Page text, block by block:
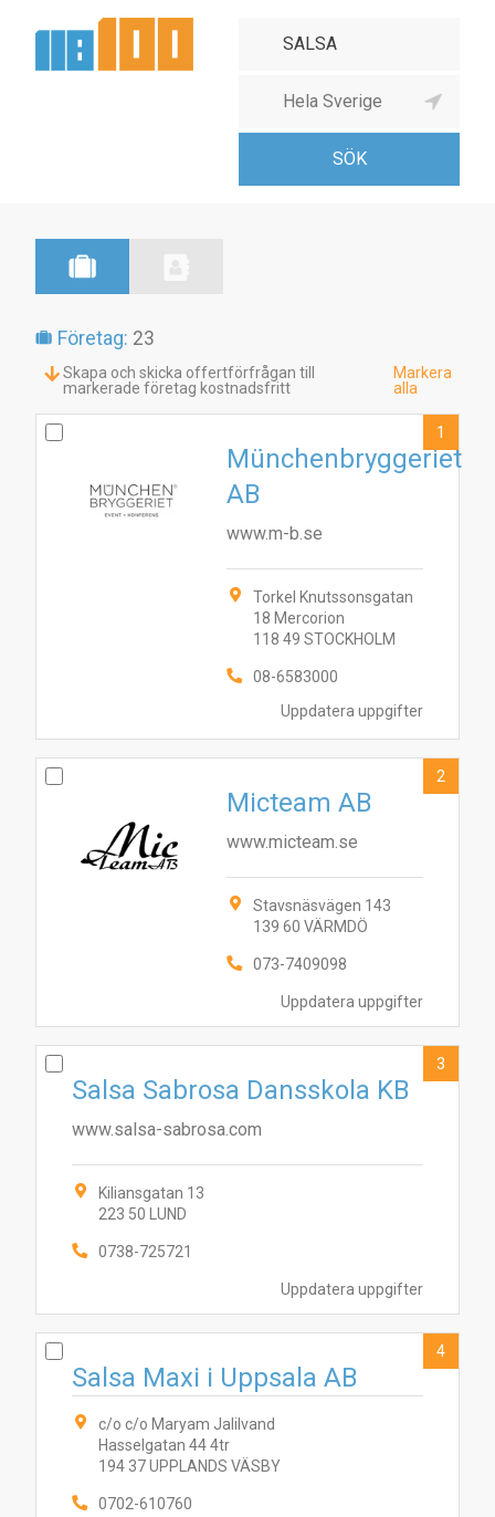
Företag: 23
Skapa och skicka offertförfrågan till
markerade företag kostnadsfritt
Markera
alla
Uppdatera uppgifter
Münchenbryggeriet
AB
www.m-b.se
Torkel Knutssonsgatan
18 Mercorion
118 49 STOCKHOLM
08-6583000
1
Uppdatera uppgifter
Micteam AB
www.micteam.se
Stavsnäsvägen 143
139 60 VÄRMDÖ
073-7409098
2
Uppdatera uppgifter
Salsa Sabrosa Dansskola KB
www.salsa-sabrosa.com
Kiliansgatan 13
223 50 LUND
0738-725721
3
Salsa Maxi i Uppsala AB
c/o c/o Maryam Jalilvand
Hasselgatan 44 4tr
194 37 UPPLANDS VÄSBY
0702-610760
4